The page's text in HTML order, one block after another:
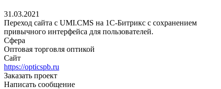
31.03.2021
Переход сайта с UMI.CMS на 1С‑Битрикс с сохранением
привычного интерфейса для пользователей.
Сфера
Оптовая торговля оптикой
Сайт
https://opticspb.ru
Заказать проект
Написать сообщение